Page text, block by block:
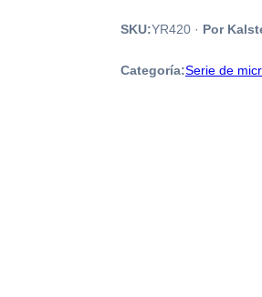
SKU:YR420 · Por
Categoría:Serie de